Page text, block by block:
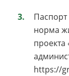
норма
https://